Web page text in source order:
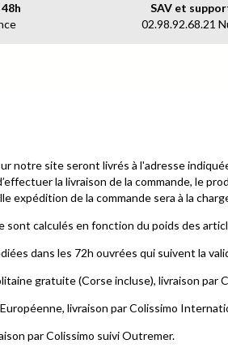
SAV et
02.98.92.68.21
notre site seront livrés à l'adresse
la livraison de la commande, le
expédition de la commande sera à la
sont calculés en fonction du poids des
dans les 72h ouvrées qui suivent la
gratuite (Corse incluse), livraison par
Européenne, livraison par Colissimo
par Colissimo suivi Outremer.